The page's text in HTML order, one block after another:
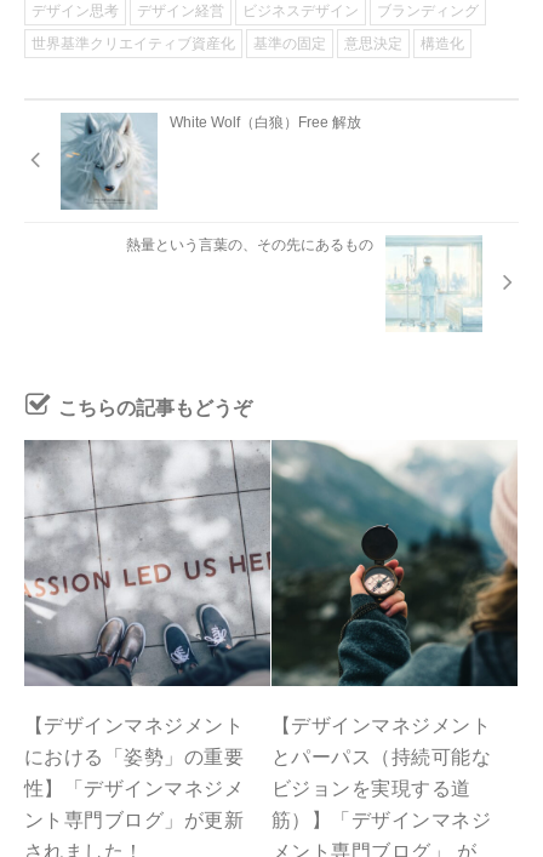
デザイン思考
デザイン経営 ビジネスデザイン
ブランディング
世界基準クリエイティブ資産化
基準の固定 意思決定 構造化
White Wolf（白狼）Free 解放
熱量という言葉の、その先にあるもの
こちらの記事もどうぞ
【デザインマネジメント
における「姿勢」の重要
性】「デザインマネジメ
ント専門ブログ」が更新
されました！
【デザインマネジメント
とパーパス（持続可能な
ビジョンを実現する道
筋）】「デザインマネジ
メント専門ブログ」 が